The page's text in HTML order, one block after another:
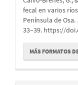
artículo
fecal en varios
Península de Osa.
33–39. https://
MÁS FORMATOS